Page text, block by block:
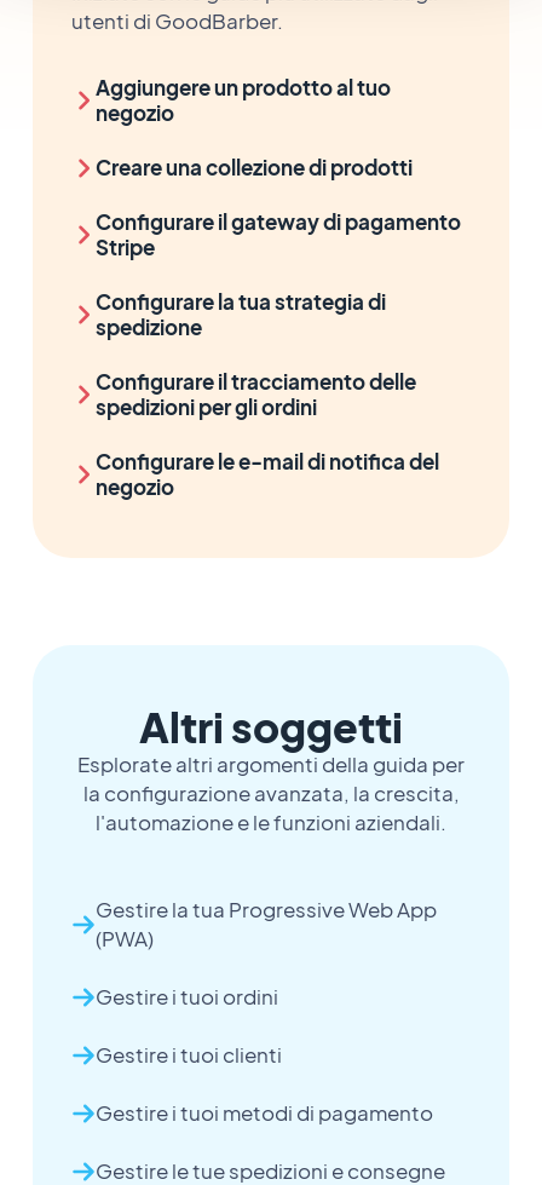
utenti di GoodBarber.
Aggiungere un prodotto al tuo
negozio
Creare una collezione di prodotti
Configurare il gateway di pagamento
Stripe
Configurare la tua strategia di
spedizione
Configurare il tracciamento delle
spedizioni per gli ordini
Configurare le e-mail di notifica del
negozio
Altri soggetti
Esplorate altri argomenti della guida per
la configurazione avanzata, la crescita,
l'automazione e le funzioni aziendali.
Gestire la tua Progressive Web App
(PWA)
Gestire i tuoi ordini
Gestire i tuoi clienti
Gestire i tuoi metodi di pagamento
Gestire le tue spedizioni e consegne